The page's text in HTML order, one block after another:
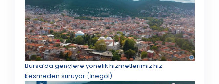
Bursa’da gençlere yönelik hizmetlerimiz hız
kesmeden sürüyor (İnegöl)